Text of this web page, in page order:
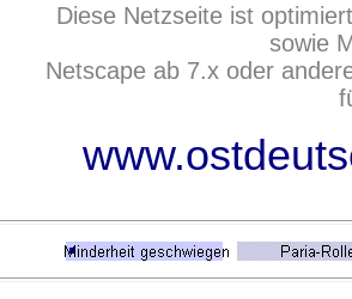
Diese Netzseite ist
sowie
Netscape ab 7.x oder